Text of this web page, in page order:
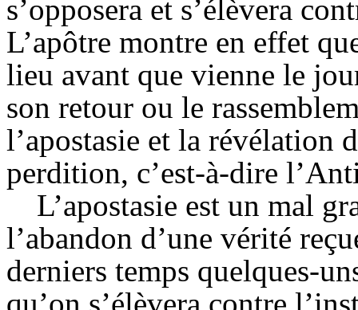
s’opposera et s’élèvera
L’apôtre montre en effet
lieu avant que vienne le
son retour ou le
l’apostasie et la révélation
perdition, c’est-à-dire
L’apostasie est un mal
l’abandon d’une vérité
derniers temps quelques-